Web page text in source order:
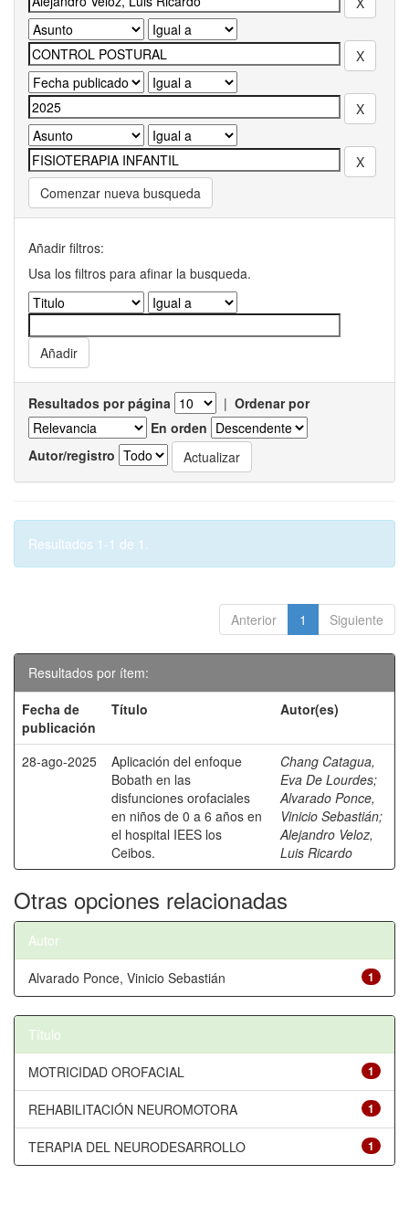
Comenzar nueva busqueda
Añadir filtros:
Usa los filtros para afinar la busqueda.
Resultados por página | Ordenar por
En orden
Autor/registro
Resultados 1-1 de 1.
Anterior 1 Siguiente
Resultados por ítem:
Fecha de
publicación
Título Autor(es)
28-ago-2025
Aplicación del enfoque
Bobath en las
disfunciones orofaciales
en niños de 0 a 6 años en
el hospital IEES los
Ceibos.
Chang Catagua,
Eva De Lourdes;
Alvarado Ponce,
Vinicio Sebastián;
Alejandro Veloz,
Luis Ricardo
Otras opciones relacionadas
Autor
1
Alvarado Ponce, Vinicio Sebastián
Título
1
MOTRICIDAD OROFACIAL
1
REHABILITACIÓN NEUROMOTORA
1
TERAPIA DEL NEURODESARROLLO